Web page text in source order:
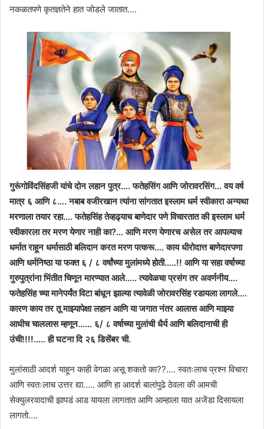
नकळतपणे कृतज्ञतेने हात जोडले जातात….
गुरूंगोविंदसिंहजी यांचे दोन लहान पुत्र…. फतेहसिंग आणि जोरावरसिंग… वय वर्ष
मात्र ६ आणि ८…. नबाब वजीरखान त्यांना सांगतात इस्लाम धर्म स्वीकारा अन्यथा
मरणाला तयार रहा…. फतेहसिंह तेव्हढ्याच बाणेदार पणे विचारतात की इस्लाम धर्म
स्वीकारला तर मरण येणार नाही का?… आणि मरण येणारच असेल तर आपल्याच
धर्मात राहून धर्मासाठी बलिदान करत मरण पत्करू…. काय धीरोदात्त बाणेदारपणा
आणि धर्मनिष्ठा या फक्त ६ / ८ वर्षांच्या मुलांमध्ये होती…..!! आणि या सहा वर्षाच्या
गुरुपुत्रांना भिंतीत चिणून मारण्यात आले….. त्यावेळचा प्रसंग तर अवर्णनीय….
फतेहसिंह च्या मानेपर्यंत विटा बांधून झाल्या त्यावेळी जोरावरसिंह रडायला लागले….
कारण काय तर तू माझ्यापेक्षा लहान आणि या जगात नंतर आलास आणि माझ्या
आधीच चाललास म्हणून…… ६/ ८ वर्षाच्या मुलांची धैर्य आणि बलिदानाची ही
उंची!!!!….. ही घटना दि २६ डिसेंबर ची.
मुलांसाठी आदर्श याहून काही वेगळा असू शकतो का??…. स्वतःलाच प्रश्न विचारा
आणि स्वतःलाच उत्तर द्या….. आणि हा आदर्श बालांपुढे ठेवला की आमची
सेक्युलरवादाची झापडं आड यायला लागतात आणि आम्हाला यात अजेंडा दिसायला
लागतो….